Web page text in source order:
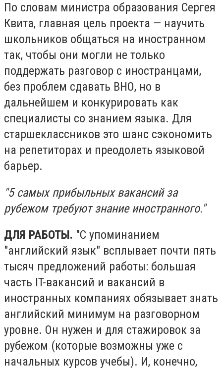
По словам министра образования Сергея
Квита, главная цель проекта — научить
школьников общаться на иностранном
так, чтобы они могли не только
поддержать разговор с иностранцами,
без проблем сдавать ВНО, но в
дальнейшем и конкурировать как
специалисты со знанием языка. Для
старшеклассников это шанс сэкономить
на репетиторах и преодолеть языковой
барьер.
"5 самых прибыльных вакансий за
рубежом требуют знание иностранного."
ДЛЯ РАБОТЫ. "С упоминанием
"английский язык" всплывает почти пять
тысяч предложений работы: большая
часть IT-вакансий и вакансий в
иностранных компаниях обязывает знать
английский минимум на разговорном
уровне. Он нужен и для стажировок за
рубежом (которые возможны уже с
начальных курсов учебы). И, конечно,